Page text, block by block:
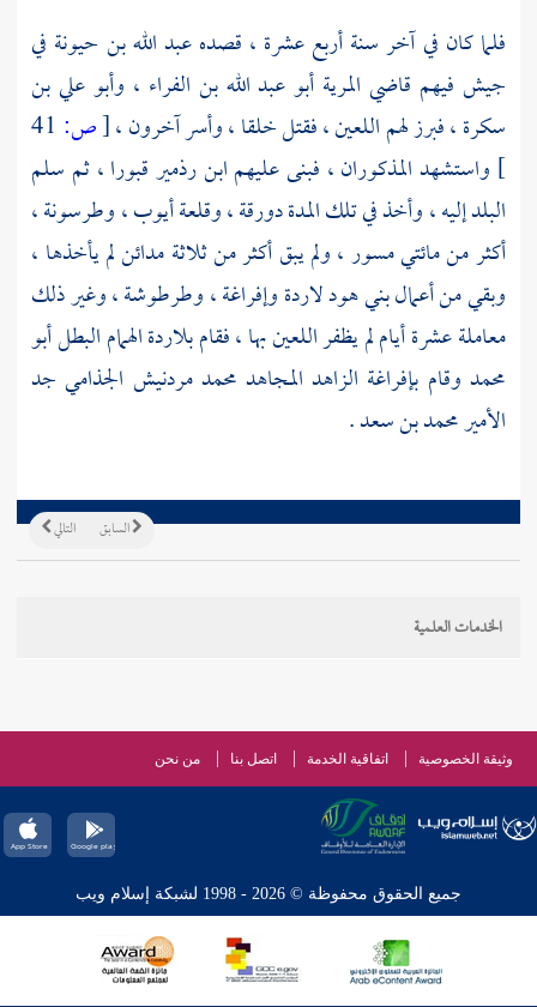
فلما كان في آخر سنة أربع عشرة ، قصدهعبد الله بن حيونة في
جيش فيهم قاضي المرية أبو عبد الله بن الفراء ، وأبو علي بن
سكرة، فبرز لهم اللعين ، فقتل خلقا ، وأسر آخرون ،[ص: 41
] واستشهد المذكوران ، فبنى عليهمابن رذميرقبورا ، ثم سلم
البلد إليه ، وأخذ في تلك المدة دورقة ،وقلعة أيوب،وطرسونة،
أكثر من مائتي مسور ، ولم يبق أكثر من ثلاثة مدائن لم يأخذها ،
وبقي من أعمالبني هودلاردةوإفراغة،وطرطوشة، وغير ذلك
معاملة عشرة أيام لم يظفر اللعين بها ، فقام بلاردة الهمام البطلأبو
محمد وقام بإفراغة الزاهد المجاهد محمد مردنيش الجذامي جد
الأميرمحمد بن سعد.
التالي السابق
الخدمات العلمية
وثيقة الخصوصية اتفاقية الخدمة اتصل بنا من نحن
جميع الحقوق محفوظة © 2026 - 1998 لشبكة إسلام ويب